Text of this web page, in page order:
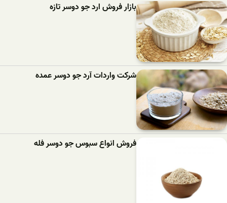
بازار فروش ارد جو دوسر تازه
شرکت واردات آرد جو دوسر عمده
فروش انواع سبوس جو دوسر فله